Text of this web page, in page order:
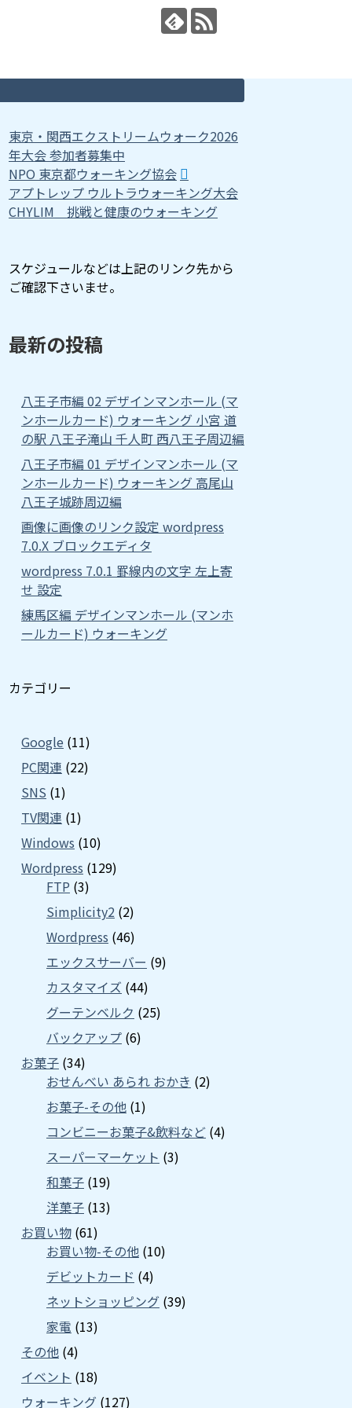
東京・関西エクストリームウォーク2026
年大会 参加者募集中
NPO 東京都ウォーキング協会
アプトレップ ウルトラウォーキング大会
CHYLIM 挑戦と健康のウォーキング
スケジュールなどは上記のリンク先から
ご確認下さいませ。
最新の投稿
八王子市編 02 デザインマンホール (マ
ンホールカード) ウォーキング 小宮 道
の駅 八王子滝山 千人町 西八王子周辺編
八王子市編 01 デザインマンホール (マ
ンホールカード) ウォーキング 高尾山
八王子城跡周辺編
画像に画像のリンク設定 wordpress
7.0.X ブロックエディタ
wordpress 7.0.1 罫線内の文字 左上寄
せ 設定
練馬区編 デザインマンホール (マンホ
ールカード) ウォーキング
カテゴリー
Google (11)
PC関連 (22)
SNS (1)
TV関連 (1)
Windows (10)
Wordpress (129)
FTP (3)
Simplicity2 (2)
Wordpress (46)
エックスサーバー (9)
カスタマイズ (44)
グーテンベルク (25)
バックアップ (6)
お菓子 (34)
おせんべい あられ おかき (2)
お菓子-その他 (1)
コンビニーお菓子&飲料など (4)
スーパーマーケット (3)
和菓子 (19)
洋菓子 (13)
お買い物 (61)
お買い物-その他 (10)
デビットカード (4)
ネットショッピング (39)
家電 (13)
その他 (4)
イベント (18)
ウォーキング (127)